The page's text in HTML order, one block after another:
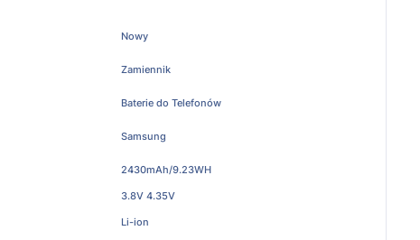
Nowy
Zamiennik
Baterie do Telefonów
Samsung
2430mAh/9.23WH
3.8V 4.35V
Li-ion